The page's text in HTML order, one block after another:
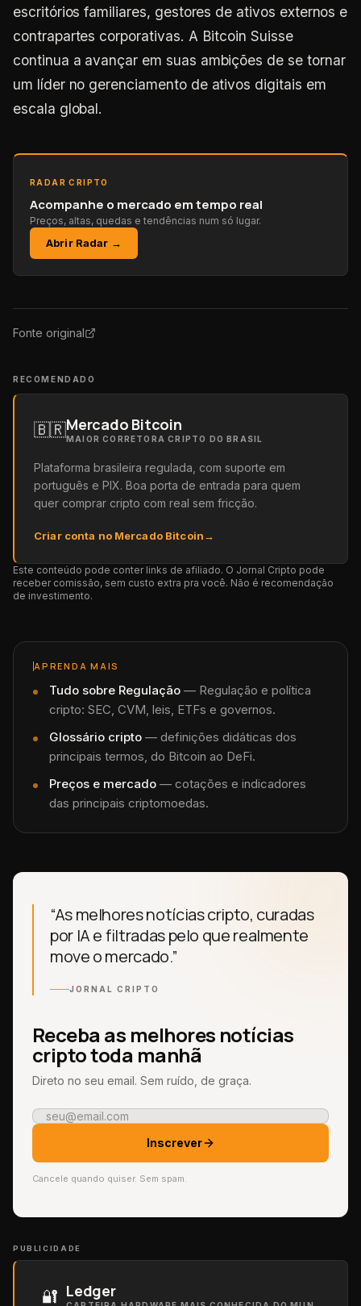
escritórios familiares, gestores de ativos externos e
contrapartes corporativas. A Bitcoin Suisse
continua a avançar em suas ambições de se tornar
um líder no gerenciamento de ativos digitais em
escala global.
RADAR CRIPTO
Acompanhe o mercado em tempo real
Preços, altas, quedas e tendências num só lugar.
Abrir Radar →
Fonte original
RECOMENDADO
🇧🇷Mercado Bitcoin
MAIOR CORRETORA CRIPTO DO BRASIL
Plataforma brasileira regulada, com suporte em
português e PIX. Boa porta de entrada para quem
quer comprar cripto com real sem fricção.
Criar conta no Mercado Bitcoin→
Este conteúdo pode conter links de afiliado. O Jornal Cripto pode
receber comissão, sem custo extra pra você. Não é recomendação
de investimento.
APRENDA MAIS
Tudo sobre Regulação — Regulação e política
cripto: SEC, CVM, leis, ETFs e governos.
Glossário cripto — definições didáticas dos
principais termos, do Bitcoin ao DeFi.
Preços e mercado — cotações e indicadores
das principais criptomoedas.
“As melhores notícias cripto, curadas
por IA e filtradas pelo que realmente
move o mercado.”
JORNAL CRIPTO
Receba as melhores notícias
cripto toda manhã
Direto no seu email. Sem ruído, de graça.
Inscrever
Cancele quando quiser. Sem spam.
PUBLICIDADE
🔐 Ledger